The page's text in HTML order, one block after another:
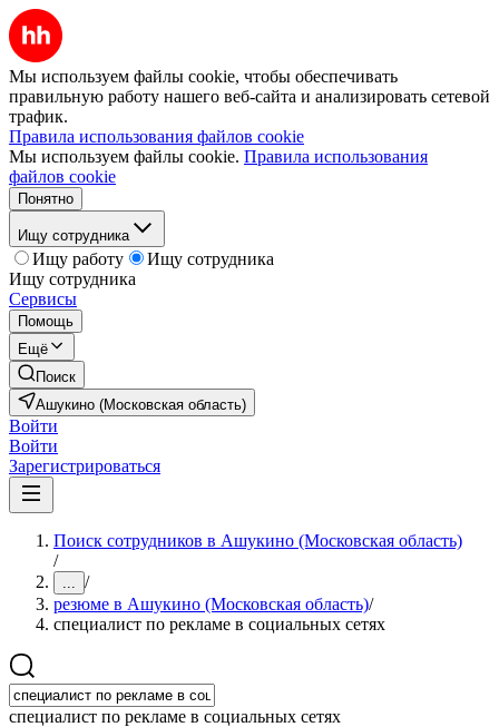
Мы используем файлы cookie, чтобы обеспечивать
правильную работу нашего веб-сайта и анализировать сетевой
трафик.
Правила использования файлов cookie
Мы используем файлы cookie. Правила использования
файлов cookie
Понятно
Ищу сотрудника
Ищу работу
Ищу сотрудника
Ищу сотрудника
Сервисы
Помощь
Ещё
Поиск
Ашукино (Московская область)
Войти
Войти
Зарегистрироваться
Поиск сотрудников в Ашукино (Московская область)
/
... /
резюме в Ашукино (Московская область)/
специалист по рекламе в социальных сетях
специалист по рекламе в социальных сетях